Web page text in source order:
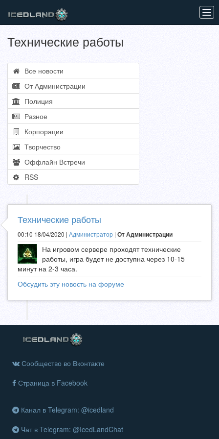
Технические работы
Все новости
От Администрации
Полиция
Разное
Корпорации
Творчество
Оффлайн Встречи
RSS
Технические работы
00:10 18/04/2020 | Администратор | От Администрации
На игровом сервере проходят технические
работы, игра будет не доступна через 10-15
минут на 2-3 часа.
Обсудить эту новость на форуме
Сообщество во Вконтакте
Страница в Facebook
Канал в Telegram: @icedland
Чат в Telegram: @IcedLandChat